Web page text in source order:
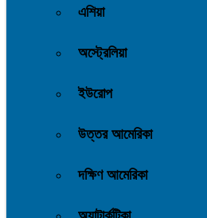
এশিয়া
অস্ট্রেলিয়া
ইউরোপ
উত্তর আমেরিকা
দক্ষিণ আমেরিকা